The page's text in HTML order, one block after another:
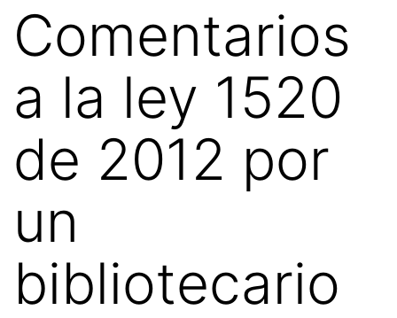
Comentarios
a la ley 1520
de 2012 por
un
bibliotecario